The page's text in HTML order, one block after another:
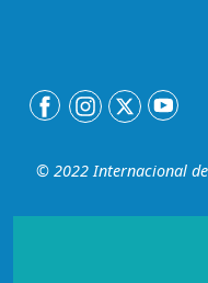
© 2022 Internacional